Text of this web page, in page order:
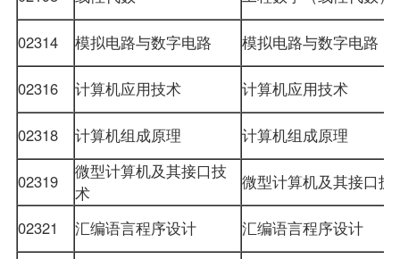
02314 模拟电路与数字电路 模拟电路与数字电路
02316 计算机应用技术 计算机应用技术
02318 计算机组成原理 计算机组成原理
02319 微型计算机及其接口技
术
微型计算机及其接口
02321 汇编语言程序设计 汇编语言程序设计